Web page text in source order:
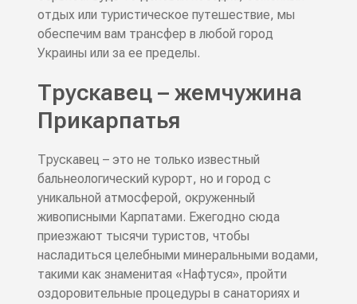
отдых или туристическое путешествие, мы
обеспечим вам трансфер в любой город
Украины или за ее пределы.
Трускавец – жемчужина
Прикарпатья
Трускавец – это не только известный
бальнеологический курорт, но и город с
уникальной атмосферой, окруженный
живописными Карпатами. Ежегодно сюда
приезжают тысячи туристов, чтобы
насладиться целебными минеральными водами,
такими как знаменитая «Нафтуся», пройти
оздоровительные процедуры в санаториях и